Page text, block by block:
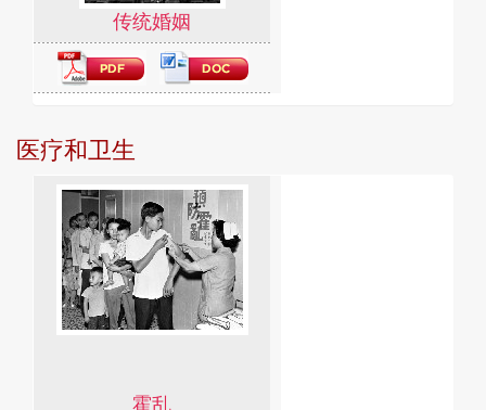
传统婚姻
医疗和卫生
霍乱